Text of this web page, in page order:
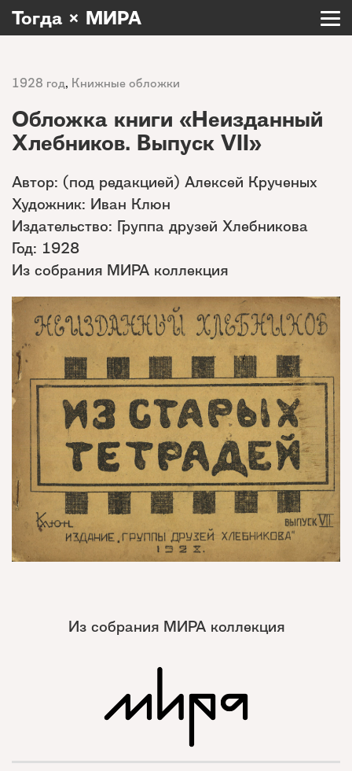
Тогда × МИРА
1928 год, Книжные обложки
Обложка книги «Неизданный
Хлебников. Выпуск VII»
Автор: (под редакцией) Алексей Крученых
Художник: Иван Клюн
Издательство: Группа друзей Хлебникова
Год: 1928
Из собрания МИРА коллекция
Из собрания МИРА коллекция